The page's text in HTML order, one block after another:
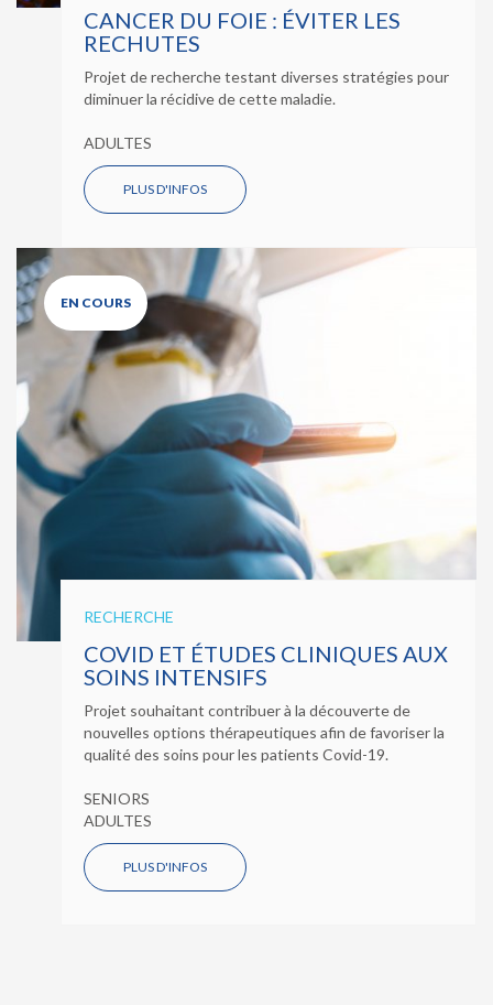
CANCER DU FOIE : ÉVITER LES
RECHUTES
Projet de recherche testant diverses stratégies pour
diminuer la récidive de cette maladie.
ADULTES
PLUS D'INFOS
EN COURS
RECHERCHE
COVID ET ÉTUDES CLINIQUES AUX
SOINS INTENSIFS
Projet souhaitant contribuer à la découverte de
nouvelles options thérapeutiques afin de favoriser la
qualité des soins pour les patients Covid-19.
SENIORS
ADULTES
PLUS D'INFOS